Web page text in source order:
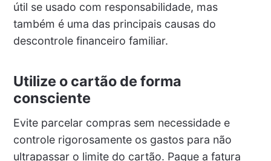
útil se usado com responsabilidade, mas
também é uma das principais causas do
descontrole financeiro familiar.
Utilize o cartão de forma
consciente
Evite parcelar compras sem necessidade e
controle rigorosamente os gastos para não
ultrapassar o limite do cartão. Pague a fatura